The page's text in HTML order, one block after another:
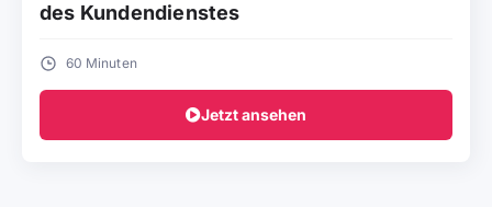
des Kundendienstes
60 Minuten
Jetzt ansehen